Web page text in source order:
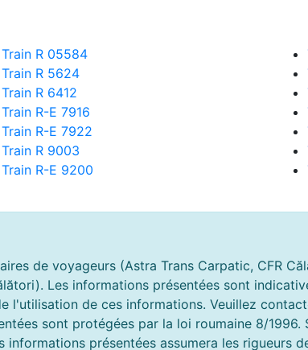
Train R 05584
Train R 5624
Train R 6412
Train R-E 7916
Train R-E 7922
Train R 9003
Train R-E 9200
de voyageurs (Astra Trans Carpatic, CFR
Les informations présentées sont
l'utilisation de ces informations. Veuillez
sont protégées par la loi roumaine 8/1996.
présentées assumera les rigueurs